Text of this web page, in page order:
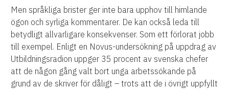
Men språkliga brister ger inte bara upphov till himlande
ögon och syrliga kommentarer. De kan också leda till
betydligt allvarligare konsekvenser. Som ett förlorat jobb
till exempel. Enligt en Novus-undersökning på uppdrag av
Utbildningsradion uppger 35 procent av svenska chefer
att de någon gång valt bort unga arbetssökande på
grund av de skriver för dåligt – trots att de i övrigt uppfyllt